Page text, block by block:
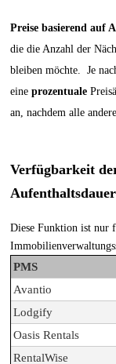
Preise basierend auf
die die Anzahl der
bleiben möchte. Je
eine prozentuale
an, nachdem alle
Verfügbarkeit
Aufenthaltsdauer
Diese Funktion ist nur
PMS
Avantio
Lodgify
Oasis Rentals
RentalWise